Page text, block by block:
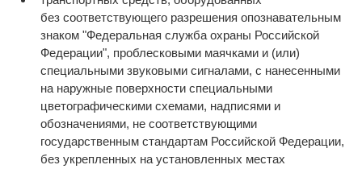
без соответствующего разрешения опознавательным
знаком "Федеральная служба охраны Российской
Федерации", проблесковыми маячками и (или)
специальными звуковыми сигналами, с нанесенными
на наружные поверхности специальными
цветографическими схемами, надписями и
обозначениями, не соответствующими
государственным стандартам Российской Федерации,
без укрепленных на установленных местах